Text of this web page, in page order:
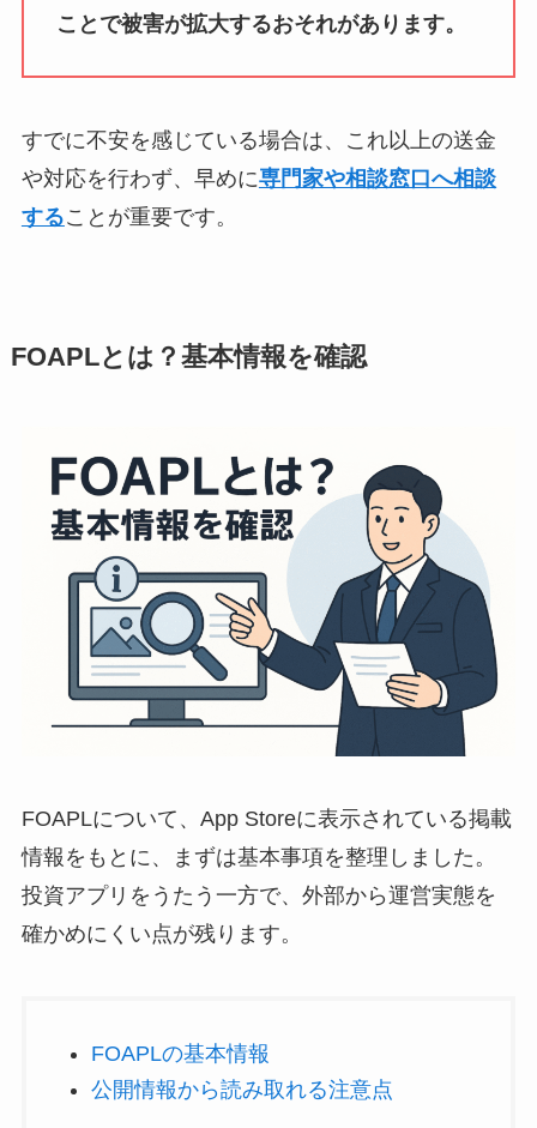
ことで被害が拡大するおそれがあります。
すでに不安を感じている場合は、これ以上の送金
や対応を行わず、早めに専門家や相談窓口へ相談
することが重要です。
FOAPLとは？基本情報を確認
FOAPLについて、App Storeに表示されている掲載
情報をもとに、まずは基本事項を整理しました。
投資アプリをうたう一方で、外部から運営実態を
確かめにくい点が残ります。
FOAPLの基本情報
公開情報から読み取れる注意点